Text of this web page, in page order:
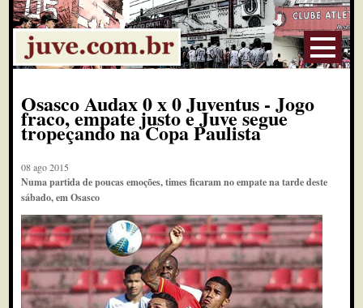
Osasco Audax 0 x 0 Juventus - Jogo
fraco, empate justo e Juve segue
tropeçando na Copa Paulista
08 ago 2015
Numa partida de poucas emoções, times ficaram no empate na tarde deste
sábado, em Osasco